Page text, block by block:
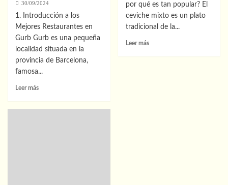
30/09/2024
1. Introducción a los
Mejores Restaurantes en
Gurb Gurb es una pequeña
localidad situada en la
provincia de Barcelona,
famosa...
Leer másLeer
por qué es tan popular? El
ceviche mixto es un plato
tradicional de la...
Leer másLeer